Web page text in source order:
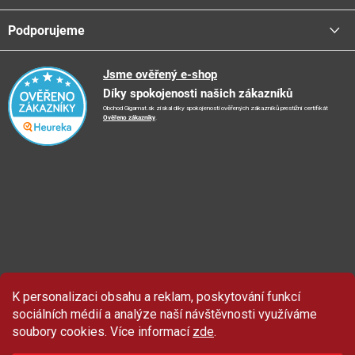
K personalizaci obsahu a reklam, poskytování funkcí
sociálních médií a analýze naší návštěvnosti využíváme
soubory cookies. Více informací zde.
Centrála a odběrná místa
Reklamační řád
Vrácení zboží a reklamace
Doporučení při nákupu
Ochrana osobních údajů
📞Kontakty
📺TV reklama
📝Blog
🤝 Partneři
Podporujeme
Podporujeme
🏨FN Bulovka
🏨Nemocnice Homolka
Jsme ověřený e-shop
Díky spokojenosti našich zákazníků
Obchod Gigamat.sk získal díky spokojenosti ověřených zákazníků prestižní certifikát
Ověřeno zákazníky.
Sleva 100 Kčna produkty značky Asist.